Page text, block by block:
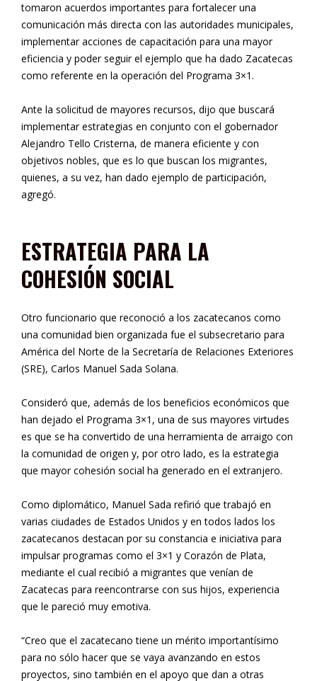
tomaron acuerdos importantes para fortalecer una
comunicación más directa con las autoridades municipales,
implementar acciones de capacitación para una mayor
eficiencia y poder seguir el ejemplo que ha dado Zacatecas
como referente en la operación del Programa 3×1.
Ante la solicitud de mayores recursos, dijo que buscará
implementar estrategias en conjunto con el gobernador
Alejandro Tello Cristerna, de manera eficiente y con
objetivos nobles, que es lo que buscan los migrantes,
quienes, a su vez, han dado ejemplo de participación,
agregó.
ESTRATEGIA PARA LA
COHESIÓN SOCIAL
Otro funcionario que reconoció a los zacatecanos como
una comunidad bien organizada fue el subsecretario para
América del Norte de la Secretaría de Relaciones Exteriores
(SRE), Carlos Manuel Sada Solana.
Consideró que, además de los beneficios económicos que
han dejado el Programa 3×1, una de sus mayores virtudes
es que se ha convertido de una herramienta de arraigo con
la comunidad de origen y, por otro lado, es la estrategia
que mayor cohesión social ha generado en el extranjero.
Como diplomático, Manuel Sada refirió que trabajó en
varias ciudades de Estados Unidos y en todos lados los
zacatecanos destacan por su constancia e iniciativa para
impulsar programas como el 3×1 y Corazón de Plata,
mediante el cual recibió a migrantes que venían de
Zacatecas para reencontrarse con sus hijos, experiencia
que le pareció muy emotiva.
“Creo que el zacatecano tiene un mérito importantísimo
para no sólo hacer que se vaya avanzando en estos
proyectos, sino también en el apoyo que dan a otras